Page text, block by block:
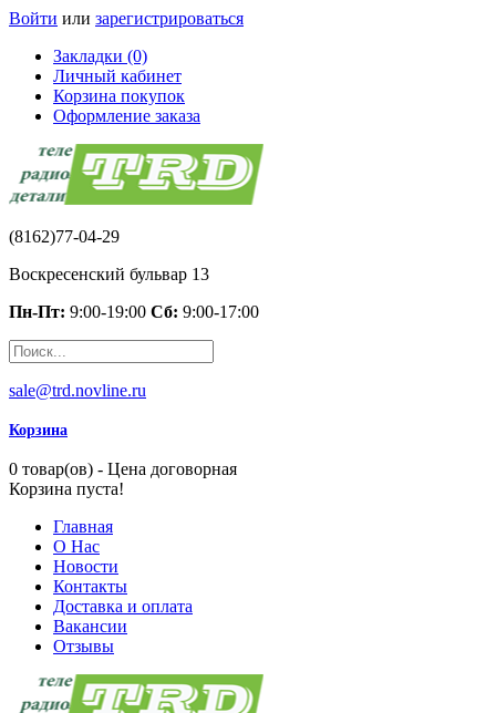
Войти или зарегистрироваться
Закладки (0)
Личный кабинет
Корзина покупок
Оформление заказа
(8162)77-04-29
Воскресенский бульвар 13
Пн-Пт: 9:00-19:00 Сб: 9:00-17:00
sale@trd.novline.ru
Корзина
0 товар(ов) - Цена договорная
Корзина пуста!
Главная
О Нас
Новости
Контакты
Доставка и оплата
Вакансии
Отзывы